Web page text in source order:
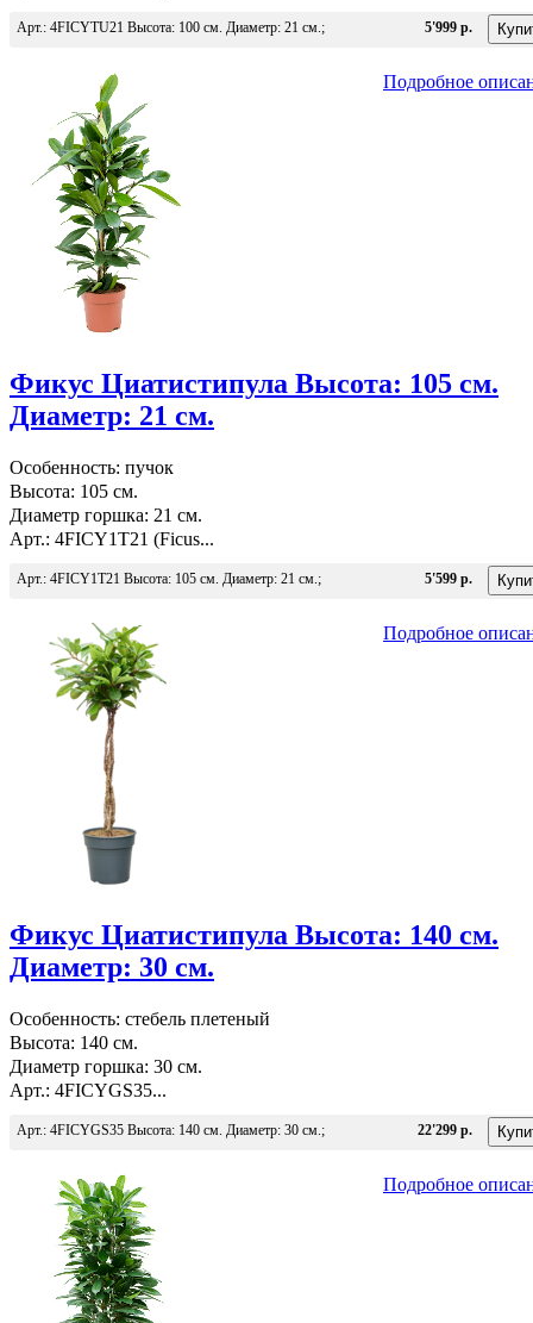
Арт.: 4FICYTU21 Высота: 100 см. Диаметр: 21 см.; 5'999 р.
Подробное
Фикус Циатистипула Высота: 105 см.
Диаметр: 21 см.
Особенность: пучок
Высота: 105 см.
Диаметр горшка: 21 см.
Арт.: 4FICY1T21 (Ficus...
Арт.: 4FICY1T21 Высота: 105 см. Диаметр: 21 см.; 5'599 р.
Подробное
Фикус Циатистипула Высота: 140 см.
Диаметр: 30 см.
Особенность: стебель плетеный
Высота: 140 см.
Диаметр горшка: 30 см.
Арт.: 4FICYGS35...
Арт.: 4FICYGS35 Высота: 140 см. Диаметр: 30 см.; 22'299 р.
Подробное